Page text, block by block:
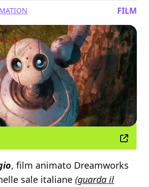
FILM
, film animato Dreamworks
sale italiane (guarda il